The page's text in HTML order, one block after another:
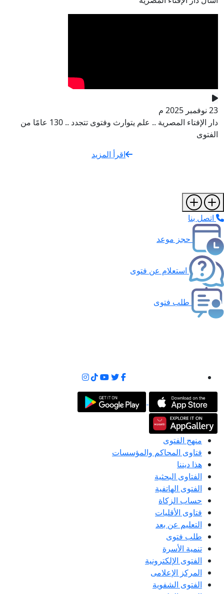
23 نوفمبر 2025 م
دار الإفتاء المصرية .. علم يتوارث وفتوى تتجدد .. 130 عامًا من
الفتوى
اقرأ المزيد
اتصل بنا
حجز موعد
استعلام عن فتوى
طلب فتوى
منهج الفتوى
فتاوى المحاكم والمؤسسات
هذا ديننا
الفتاوى البحثية
الفتوى الهاتفية
حساب الزكاة
فتاوى الأقليات
التعليم عن بعد
طلب فتوى
تنمية الأسرة
الفتوى الإلكترونية
المركز الإعلامى
الفتوى الشفوية